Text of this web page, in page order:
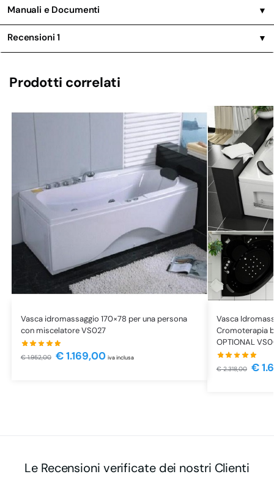
Manuali e Documenti ▼
Recensioni1 ▼
Prodotti correlati
Vasca idromassaggio 170×78 per una persona
con miscelatore VS027
€1.952,00 €1.169,00 iva inclusa
Vasca
Cromoterapia
OPTIONAL
€2.318,00 €
Le Recensioni verificate dei nostri Clienti